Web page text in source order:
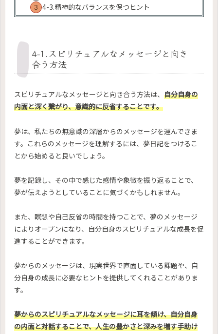
4-3.精神的なバランスを保つヒント
4-1.スピリチュアルなメッセージと向き
合う方法
スピリチュアルなメッセージと向き合う方法は、 自分自身の
内面と深く繋がり、意識的に反省することです。
夢は、私たちの無意識の深層からのメッセージを運んできま
す。これらのメッセージを理解するには、夢日記をつけるこ
とから始めると良いでしょう。
夢を記録し、その中で感じた感情や象徴を振り返ることで、
夢が伝えようとしていることに気づくかもしれません。
また、瞑想や自己反省の時間を持つことで、夢のメッセージ
によりオープンになり、自分自身のスピリチュアルな成長を促
進することができます。
夢からのメッセージは、現実世界で直面している課題や、自
分自身の成長に必要なヒントを提供してくれることがありま
す。
夢からのスピリチュアルなメッセージに耳を傾け、自分自身
の内面と対話することで、人生の豊かさと深みを増す手助け